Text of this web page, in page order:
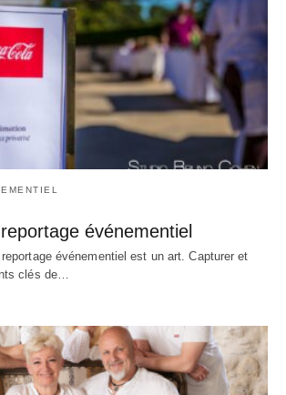
événementiel
événementiel est un art. Capturer et
clés de…